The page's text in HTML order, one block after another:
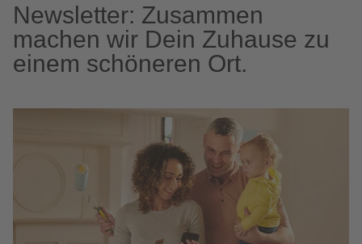
Newsletter: Zusammen
machen wir Dein Zuhause zu
einem schöneren Ort.